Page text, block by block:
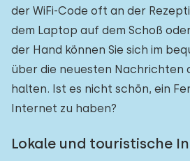
der WiFi-Code oft an der
dem Laptop auf dem Schoß
der Hand können Sie sich im
über die neuesten Nachrichten
halten. Ist es nicht schön, ein
Internet zu haben?
Lokale und touristische